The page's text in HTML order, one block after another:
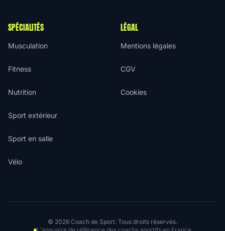
SPÉCIALITÉS
Musculation
Fitness
Nutrition
Sport extérieur
Sport en salle
Vélo
LÉGAL
Mentions légales
CGV
Cookies
© 2026 Coach de Sport. Tous droits réservés.